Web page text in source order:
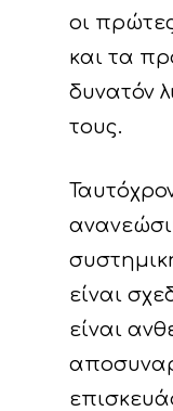
οι
και τα
δυνατόν
τους.
είναι
είναι